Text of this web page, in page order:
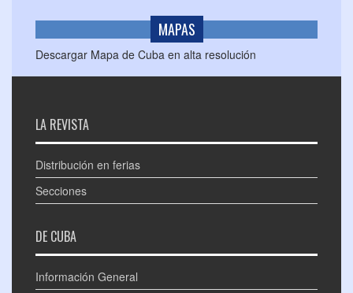
MAPAS
Descargar Mapa de Cuba en alta resolución
LA REVISTA
Distribución en ferias
Secciones
DE CUBA
Información General